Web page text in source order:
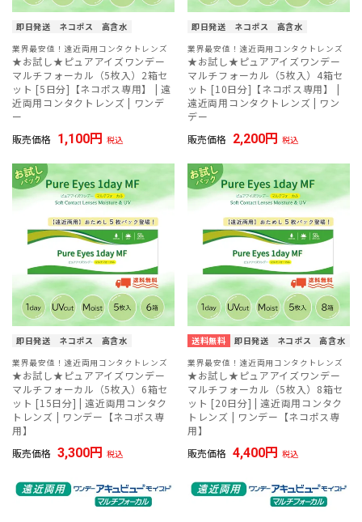
即日発送 ネコポス 高含水
業界最安値！遠近両用コンタクトレンズ
★お試し★ピュアアイズワンデー
マルチフォーカル（5枚入）2箱セ
ット [5日分]【ネコポス専用】 | 遠
近両用コンタクトレンズ | ワンデ
ー
販売価格 1,100 税込
即日発送 ネコポス 高含水
業界最安値！遠近両用コンタクトレンズ
★お試し★ピュアアイズワンデー
マルチフォーカル（5枚入）4箱セ
ット [10日分]【ネコポス専用】 |
遠近両用コンタクトレンズ | ワン
デー
販売価格 2,200 税込
即日発送 ネコポス 高含水
業界最安値！遠近両用コンタクトレンズ
★お試し★ピュアアイズワンデー
マルチフォーカル（5枚入）6箱セ
ット [15日分] | 遠近両用コンタク
トレンズ | ワンデー【ネコポス専
用】
販売価格 3,300 税込
送料無料 即日発送 ネコポス 高含水
業界最安値！遠近両用コンタクトレンズ
★お試し★ピュアアイズワンデー
マルチフォーカル（5枚入）8箱セ
ット [20日分] | 遠近両用コンタク
トレンズ | ワンデー【ネコポス専
用】
販売価格 4,400 税込